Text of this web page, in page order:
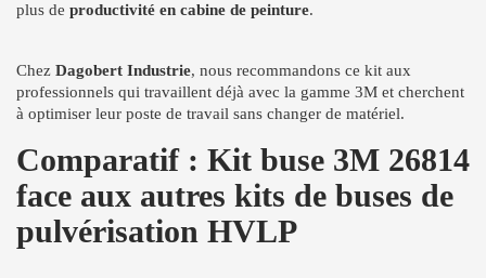
plus de productivité en cabine de peinture.
Chez Dagobert Industrie, nous recommandons ce kit aux
professionnels qui travaillent déjà avec la gamme 3M et cherchent
à optimiser leur poste de travail sans changer de matériel.
Comparatif : Kit buse 3M 26814
face aux autres kits de buses de
pulvérisation HVLP